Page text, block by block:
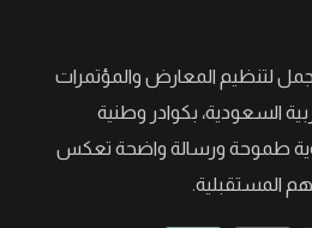
لتنظيم المعارض والمؤتمرات
العربية السعودية، بكوادر وطنية
طموحة ورسالة واضحة تعكس
المستقبلية.